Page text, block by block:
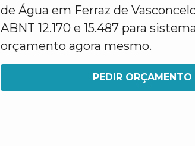
de Água em Ferraz de
ABNT 12.170 e 15.487 para
orçamento agora mesmo.
PEDIR